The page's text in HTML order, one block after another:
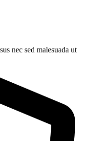
nec sed malesuada ut